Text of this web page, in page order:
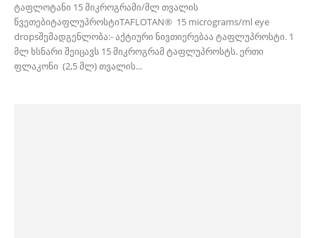
ტაფლოტანი 15 მიკროგრამი/მლ თვალის
წვეთებიტაფლუპროსტიTAFLOTAN® 15 micrograms/ml eye
dropsშემადგენლობა:- აქტიური ნივთიერებაა ტაფლუპროსტი. 1
მლ ხსნარი შეიცავს 15 მიკროგრამ ტაფლუპროსტს. ერთი
ფლაკონი (2,5 მლ) თვალის...